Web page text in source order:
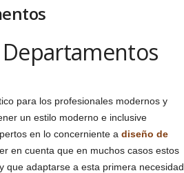
para los profesionales modernos y
un estilo moderno e inclusive
en lo concerniente a diseño de
en cuenta que en muchos casos estos
adaptarse a esta primera necesidad,